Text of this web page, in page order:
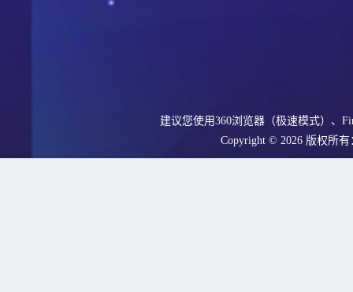
建议您使用360浏览器（极速模式）、
Copyright © 2026 版权所